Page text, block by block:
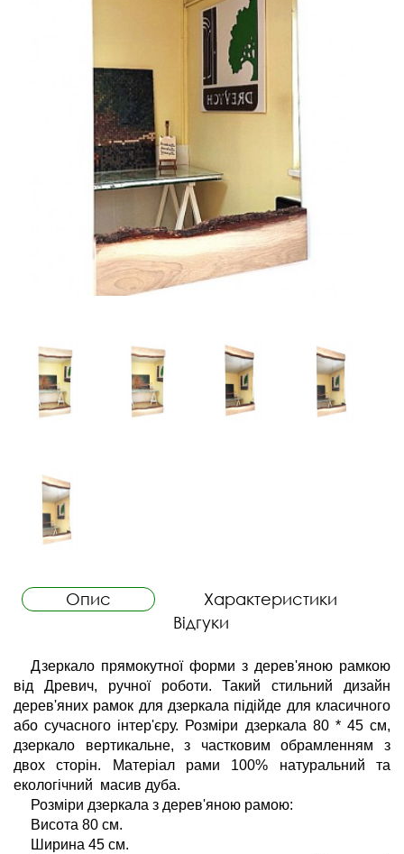
Опис
Характеристики
Відгуки
Дзеркало прямокутної форми з дерев'яною рамкою
від Древич, ручної роботи. Такий стильний дизайн
дерев'яних рамок для дзеркала підійде для класичного
або сучасного інтер'єру. Розміри дзеркала 80 * 45 см,
дзеркало вертикальне, з частковим обрамленням з
двох сторін. Матеріал рами 100% натуральний та
екологічний  масив дуба.
Розміри дзеркала з дерев'яною рамою:
Висота 80 см.
Ширина 45 см.